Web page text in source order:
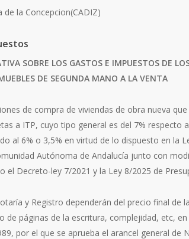
de la Concepcion(CADIZ)
SOBRE LOS GASTOS E IMPUESTOS DE
DE SEGUNDA MANO A LA VENTA
de compra de viviendas de obra nueva
a ITP, cuyo tipo general es del 7% respecto
al 6% o 3,5% en virtud de lo dispuesto en la
Autónoma de Andalucía junto con
el Decreto-ley 7/2021 y la Ley 8/2025 de
y Registro dependerán del precio final de
de páginas de la escritura, complejidad, etc,
por el que se aprueba el arancel general de